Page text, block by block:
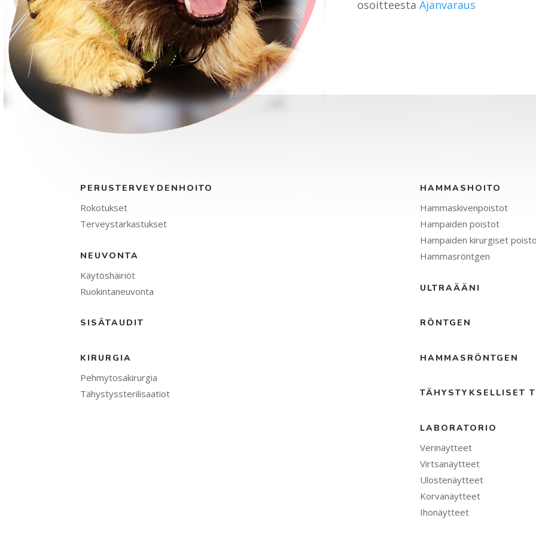
osoitteestaAjanvaraus
PERUSTERVEYDENHOITO
Rokotukset
Terveystarkastukset
NEUVONTA
Käytöshäiriöt
Ruokintaneuvonta
SISÄTAUDIT
KIRURGIA
Pehmytosakirurgia
Tähystyssterilisaatiot
HAMMASHOITO
Hammaskivenpoistot
Hampaiden poistot
Hampaiden kirurgiset
Hammasröntgen
ULTRAÄÄNI
RÖNTGEN
HAMMASRÖNTGEN
TÄHYSTYKSELLISET
LABORATORIO
Verinäytteet
Virtsanäytteet
Ulostenäytteet
Korvanäytteet
Ihonäytteet